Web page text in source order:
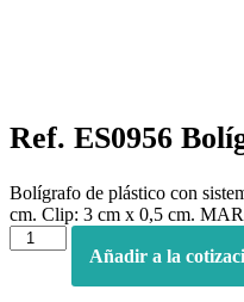
Ref. ES0956
Bolígrafo de plástico con
cm. Clip: 3 cm x 0,5 cm.
Ref.
ES0956
Añadir a la